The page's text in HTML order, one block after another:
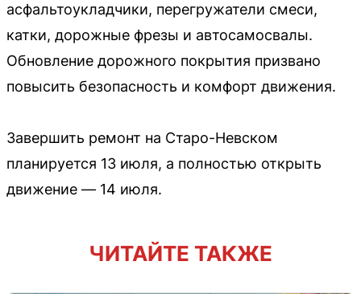
асфальтоукладчики, перегружатели смеси,
катки, дорожные фрезы и автосамосвалы.
Обновление дорожного покрытия призвано
повысить безопасность и комфорт движения.
Завершить ремонт на Старо-Невском
планируется 13 июля, а полностью открыть
движение — 14 июля.
ЧИТАЙТЕ ТАКЖЕ